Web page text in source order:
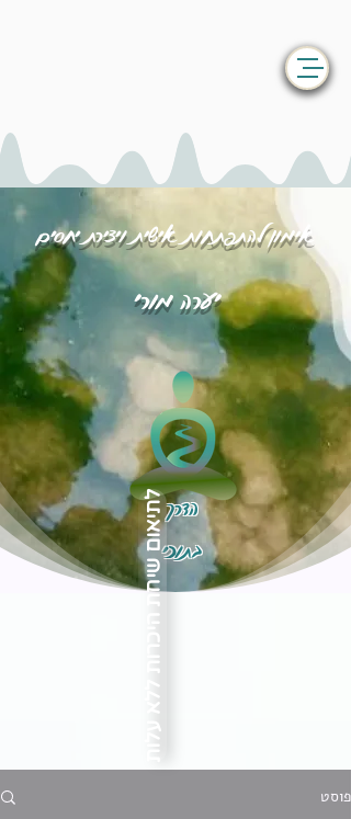
אימון להתפתחות אישית ויצירת יחסים
יערה מורי
הדרך
בתוכילתיאום שיחת היכרות ללא עלות
פוסט